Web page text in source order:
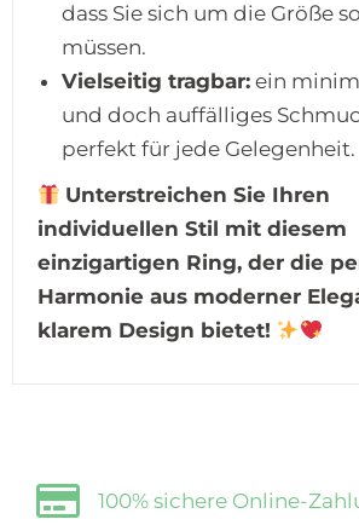
dass Sie sich um die Größe
müssen.
Vielseitig tragbar: ein
und doch auffälliges
perfekt für jede Gelegenheit.
Unterstreichen Sie Ihren
individuellen Stil mit diesem
einzigartigen Ring, der die
Harmonie aus moderner
klarem Design bietet!
100% sichere Online-